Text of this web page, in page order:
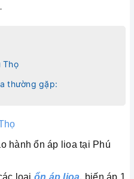
Thọ
thường gặp:
loại ổn áp lioa, biến áp 1